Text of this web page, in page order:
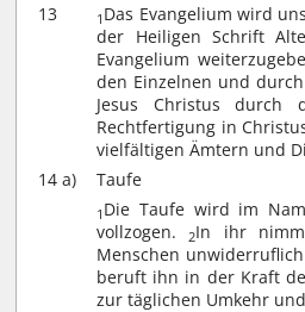
13 1 Das Evangelium wird
der Heiligen Schrift
Evangelium
den Einzelnen und
Jesus Christus durch
Rechtfertigung in
vielfältigen Ämtern und
14 a)
Taufe
1 Die Taufe wird im
vollzogen.
2In ihr
Menschen
beruft ihn in der Kraft
zur täglichen Umkehr